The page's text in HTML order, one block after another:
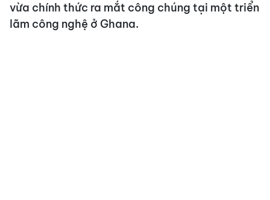
vừa chính thức ra mắt công chúng tại một triển
lãm công nghệ ở Ghana.